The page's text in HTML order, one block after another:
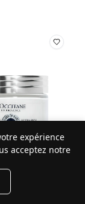
expérience
acceptez notre